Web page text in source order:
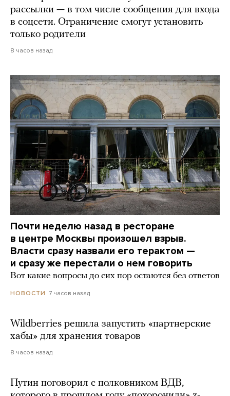
рассылки — в том числе сообщения для входа
в соцсети. Ограничение смогут установить
только родители
8 часов назад
Почти неделю назад в ресторане
в центре Москвы произошел взрыв.
Власти сразу назвали его терактом —
и сразу же перестали о нем говорить
Вот какие вопросы до сих пор остаются без ответов
НОВОСТИ 7 часов назад
Wildberries решила запустить «партнерские
хабы» для хранения товаров
8 часов назад
Путин поговорил с полковником ВДВ,